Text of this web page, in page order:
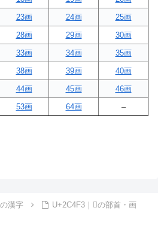
23画 24画
25画
28画 29画
30画
33画 34画
35画
38画 39画
40画
44画 45画
46画
53画 64画 –
漢字
U+2C4F3｜𬓳の部首・画